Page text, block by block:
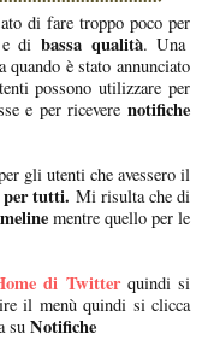
di fare troppo poco per
e di bassa qualità. Una
è stato annunciato
possono utilizzare per
e per riceverenotifiche
gli utenti che avessero il
tutti. Mi risulta che di
mentre quello per le
di Twitterquindi si
il menù quindi si clicca
su Notifiche